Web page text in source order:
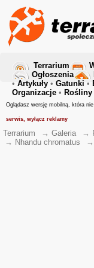
Terrarium
Ogłoszenia
• Artykuły • Gatunki •
Organizacje • Rośliny
Oglądasz wersję mobilną, która
serwis, wyłącz reklamy
Terrarium → Galeria →
→ Nhandu chromatus →